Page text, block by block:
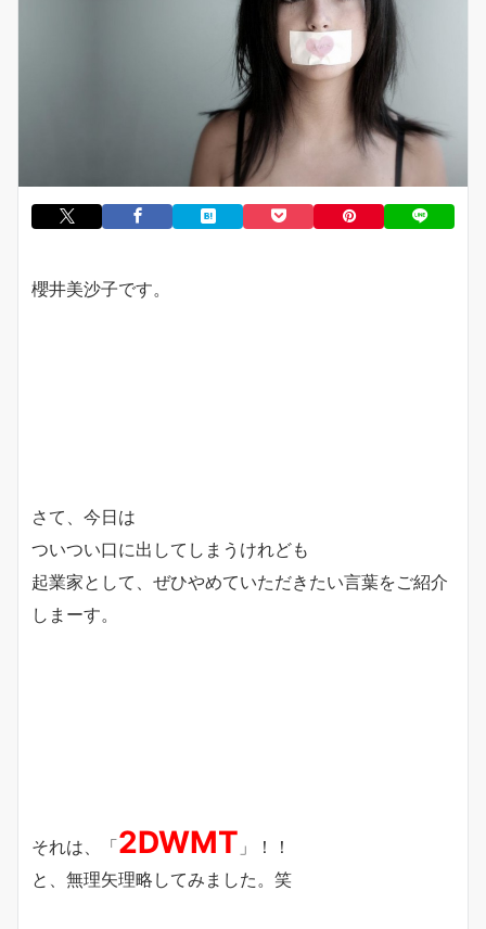
櫻井美沙子です。
さて、今日は
ついつい口に出してしまうけれども
起業家として、ぜひやめていただきたい言葉をご紹介
しまーす。
それは、「2DWMT 」！！
と、無理矢理略してみました。笑